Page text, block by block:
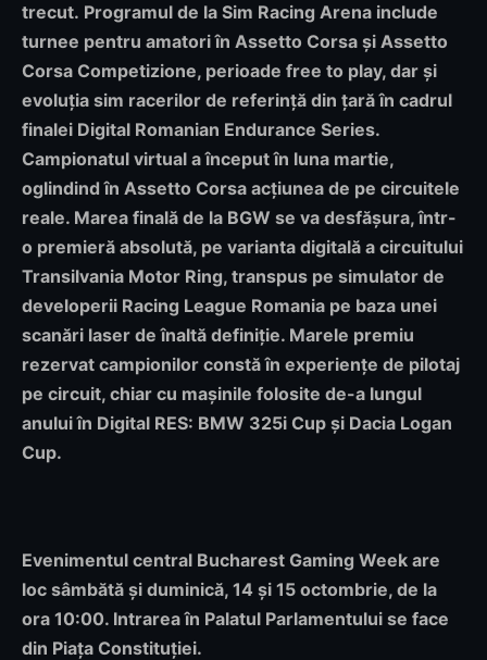
trecut. Programul de la Sim Racing Arena include
turnee pentru amatori în Assetto Corsa și Assetto
Corsa Competizione, perioade free to play, dar și
evoluția sim racerilor de referință din țară în cadrul
finalei Digital Romanian Endurance Series.
Campionatul virtual a început în luna martie,
oglindind în Assetto Corsa acțiunea de pe circuitele
reale. Marea finală de la BGW se va desfășura, într-
o premieră absolută, pe varianta digitală a circuitului
Transilvania Motor Ring, transpus pe simulator de
developerii Racing League Romania pe baza unei
scanări laser de înaltă definiție. Marele premiu
rezervat campionilor constă în experiențe de pilotaj
pe circuit, chiar cu mașinile folosite de-a lungul
anului în Digital RES: BMW 325i Cup și Dacia Logan
Cup.
Evenimentul central Bucharest Gaming Week are
loc sâmbătă și duminică, 14 și 15 octombrie, de la
ora 10:00. Intrarea în Palatul Parlamentului se face
din Piața Constituției.